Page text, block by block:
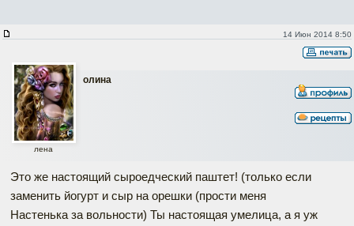
14 Июн 2014 8:50
олина
лена
Это же настоящий сыроедческий паштет! (только если
заменить йогурт и сыр на орешки (прости меня
Настенька за вольности) Ты настоящая умелица, а я уж